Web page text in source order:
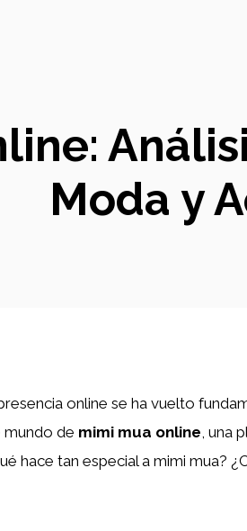
Moda y
online se ha vuelto
mundo de mimi mua online , una
hace tan especial a mimi mua?